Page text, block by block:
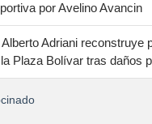
por Avelino Avancin
Adriani reconstruye
Plaza Bolívar tras daños